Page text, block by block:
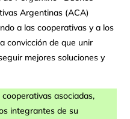
Argentinas (ACA)
a las cooperativas y a los
convicción de que unir
mejores soluciones y
asociadas,
integrantes de su